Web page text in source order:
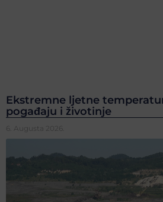
Ekstremne ljetne
pogađaju i životinje
6. Augusta 2026.